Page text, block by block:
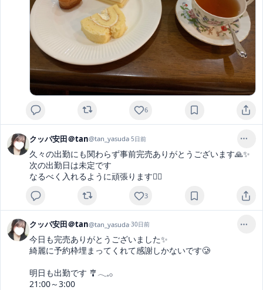
6
クッパ安田＠tan@tan_yasuda·5日前
久々の出勤にも関わらず事前完売ありがとうございます🙏✨
次の出勤日は未定です
なるべく入れるように頑張ります❤️‍🔥
3
クッパ安田＠tan@tan_yasuda·30日前
今日も完売ありがとうございました✨️
綺麗に予約枠埋まってくれて感謝しかないです🥲
明日も出勤です 🎐𓂃𓈒𓂂
21:00～3:00